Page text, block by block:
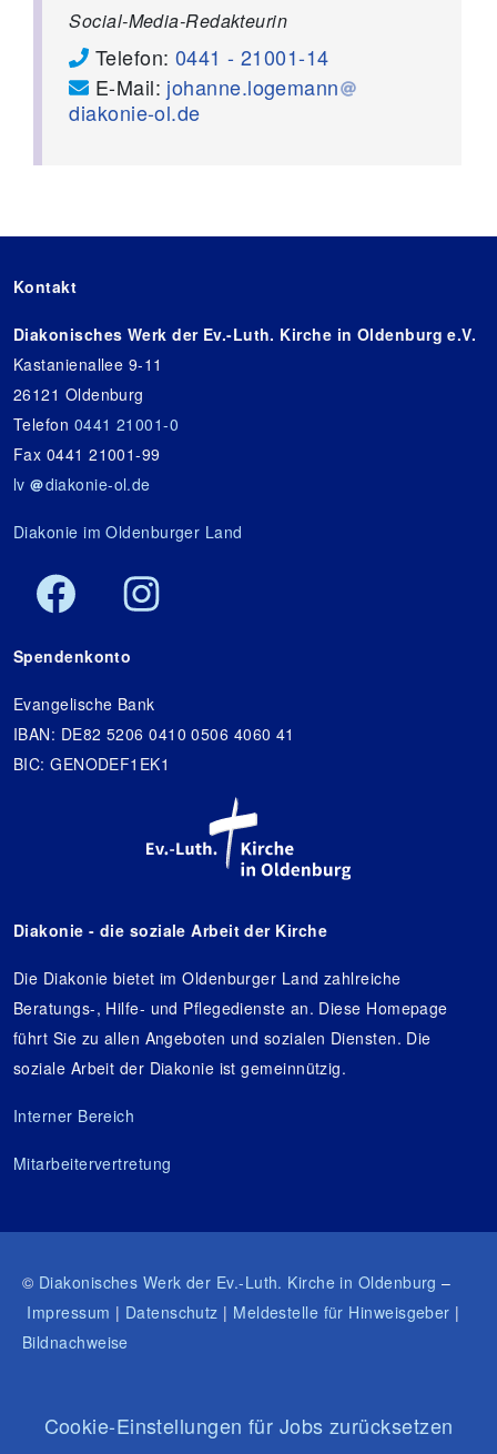
Social-Media-Redakteurin
Telefon: 0441 - 21001-14
E-Mail: johanne.logemann
diakonie-ol.de
Kontakt
Diakonisches Werk der Ev.-Luth. Kirche in Oldenburg e.V.
Kastanienallee 9-11
26121 Oldenburg
Telefon 0441 21001-0
Fax 0441 21001-99
lv
diakonie-ol.de
Diakonie im Oldenburger Land
Spendenkonto
Evangelische Bank
IBAN: DE82 5206 0410 0506 4060 41
BIC: GENODEF1EK1
Diakonie - die soziale Arbeit der Kirche
Die Diakonie bietet im Oldenburger Land zahlreiche
Beratungs-, Hilfe- und Pflegedienste an. Diese Homepage
führt Sie zu allen Angeboten und sozialen Diensten. Die
soziale Arbeit der Diakonie ist gemeinnützig.
Interner Bereich
Mitarbeitervertretung
© Diakonisches Werk der Ev.-Luth. Kirche in Oldenburg –
Impressum | Datenschutz | Meldestelle für Hinweisgeber |
Bildnachweise
Cookie-Einstellungen für Jobs zurücksetzen